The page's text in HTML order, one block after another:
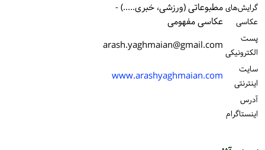
گرایش‌های
عکاسی
مطبوعاتی (ورزشی، خبری.....) -
عکاسی مفهومی
پست
الكترونیكی arash.yaghmaian@gmail.com
سایت
اینترنتی
www.arashyaghmaian.com
آدرس
اینستاگرام